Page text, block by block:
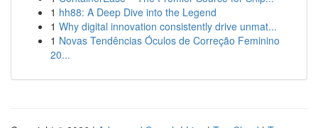
1 hh88: A Deep Dive into the Legend
1 Why digital innovation consistently drive unmat...
1 Novas Tendências Óculos de Correção Feminino
20...